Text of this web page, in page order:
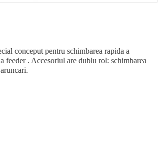
conceput pentru schimbarea rapida a
. Accesoriul are dublu rol: schimbarea